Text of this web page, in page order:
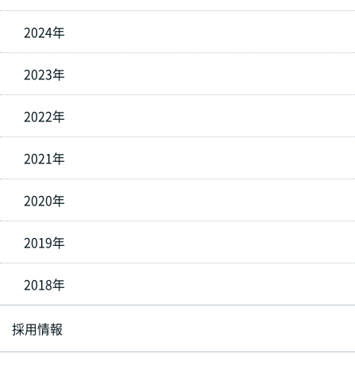
2024年
2023年
2022年
2021年
2020年
2019年
2018年
採用情報